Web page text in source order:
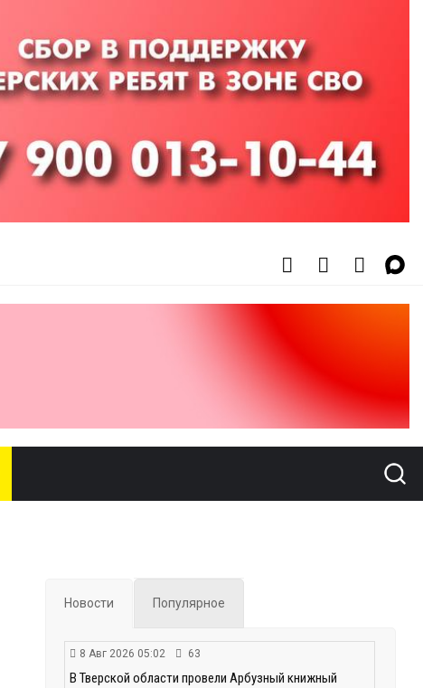
Новости Популярное
8 Авг 2026 05:02 63
В Тверской области провели Арбузный книжный